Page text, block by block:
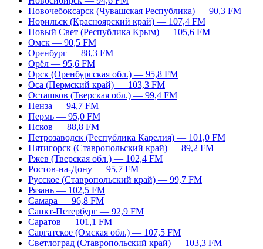
Новочебоксарск (Чувашская Республика) — 90,3 FM
Норильск (Красноярский край) — 107,4 FM
Новый Свет (Республика Крым) — 105,6 FM
Омск — 90,5 FM
Оренбург — 88,3 FM
Орёл — 95,6 FM
Орск (Оренбургская обл.) — 95,8 FM
Оса (Пермский край) — 103,3 FM
Осташков (Тверская обл.) — 99,4 FM
Пенза — 94,7 FM
Пермь — 95,0 FM
Псков — 88,8 FM
Петрозаводск (Республика Карелия) — 101,0 FM
Пятигорск (Ставропольский край) — 89,2 FM
Ржев (Тверская обл.) — 102,4 FM
Ростов-на-Дону — 95,7 FM
Русское (Ставропольский край) — 99,7 FM
Рязань — 102,5 FM
Самара — 96,8 FM
Санкт-Петербург — 92,9 FM
Саратов — 101,1 FM
Саргатское (Омская обл.) — 107,5 FM
Светлоград (Ставропольский край) — 103,3 FM